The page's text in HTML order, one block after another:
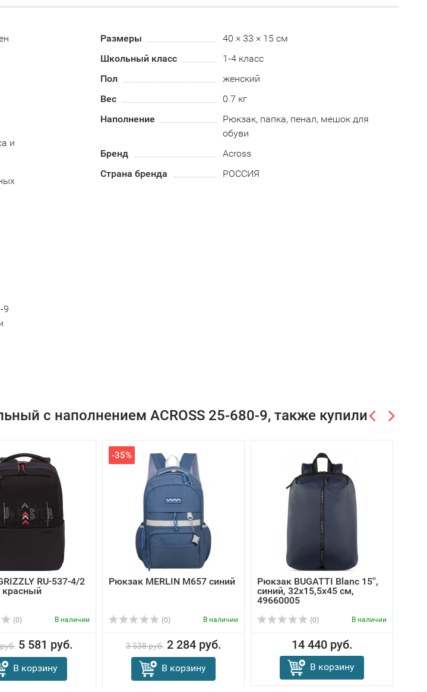
и
9
Размеры
40 × 33 × 15 см
Школьный класс
1-4 класс
Пол
женский
Вес
0.7 кг
Наполнение
Рюкзак, папка, пенал, мешок для
обуви
Бренд
Across
Страна бренда
РОССИЯ
с наполнением ACROSS 25-680-9, также купили
RU-537-4/2
(0) В наличии
5 581 руб.
В корзину
-35%
Рюкзак MERLIN M657 синий
(0) В наличии
3 538 руб. 2 284 руб.
В корзину
Рюкзак BUGATTI Blanc 15'',
синий, 32х15,5х45 см,
49660005
(0) В наличии
14 440 руб.
В корзину